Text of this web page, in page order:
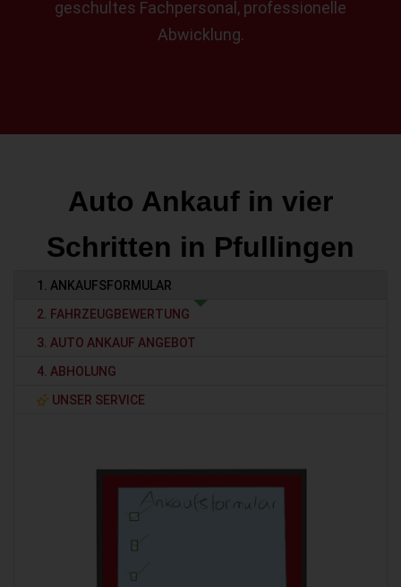
geschultes Fachpersonal, professionelle
Abwicklung.
Auto Ankauf in vier
Schritten in Pfullingen
1. ANKAUFSFORMULAR
2. FAHRZEUGBEWERTUNG
3. AUTO ANKAUF ANGEBOT
4. ABHOLUNG
UNSER SERVICE